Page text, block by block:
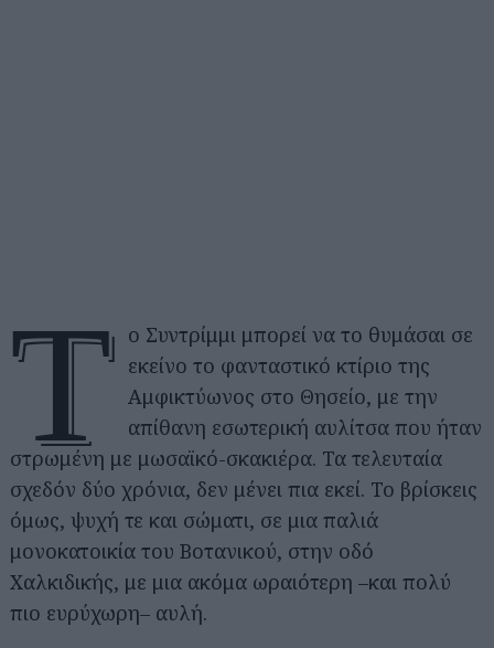
Τ
ο Συντρίμμι μπορεί να το θυμάσαι σε
εκείνο το φανταστικό κτίριο της
Αμφικτύωνος στο Θησείο, με την
απίθανη εσωτερική αυλίτσα που ήταν
στρωμένη με μωσαϊκό-σκακιέρα. Τα τελευταία
σχεδόν δύο χρόνια, δεν μένει πια εκεί. Το βρίσκεις
όμως, ψυχή τε και σώματι, σε μια παλιά
μονοκατοικία του Βοτανικού, στην οδό
Χαλκιδικής, με μια ακόμα ωραιότερη –και πολύ
πιο ευρύχωρη– αυλή.